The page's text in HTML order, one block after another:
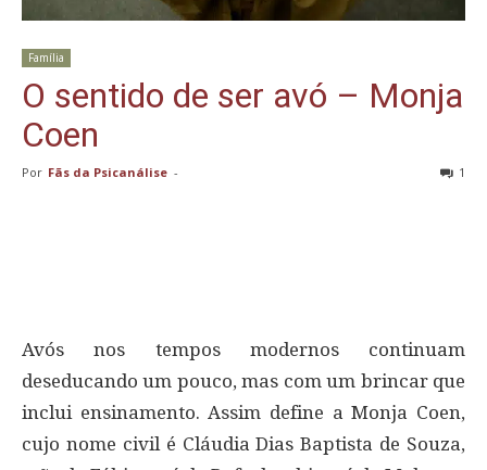
Família
O sentido de ser avó – Monja
Coen
Por Fãs da Psicanálise - 1
Avós nos tempos modernos continuam
deseducando um pouco, mas com um brincar que
inclui ensinamento. Assim define a Monja Coen,
cujo nome civil é Cláudia Dias Baptista de Souza,